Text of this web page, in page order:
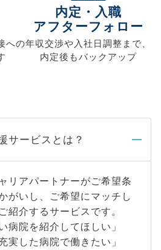
への
内定・入職
アフターフォロー
年収交渉や入社日調整まで、
内定後もバックアップ
サービスとは？
リアパートナーがご希望条
がいし、ご希望にマッチし
紹介するサービスです。
病院を紹介してほしい」
実した病院で働きたい」